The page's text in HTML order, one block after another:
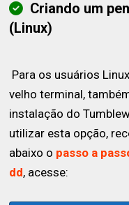
Criando um
(Linux)
Para os usuários
velho terminal,
instalação do
utilizar esta opção,
abaixo o passo a
dd, acesse: